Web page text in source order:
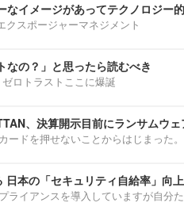
なイメージがあってテクノロジー
クスポージャーマネジメント
なの？」と思ったら読むべき
ロトラストここに爆誕
、決算開示目前にランサムウ
ードを押せないことからはじまった
日本の「セキュリティ自給率」向上
ライアンスを導入していますが自分